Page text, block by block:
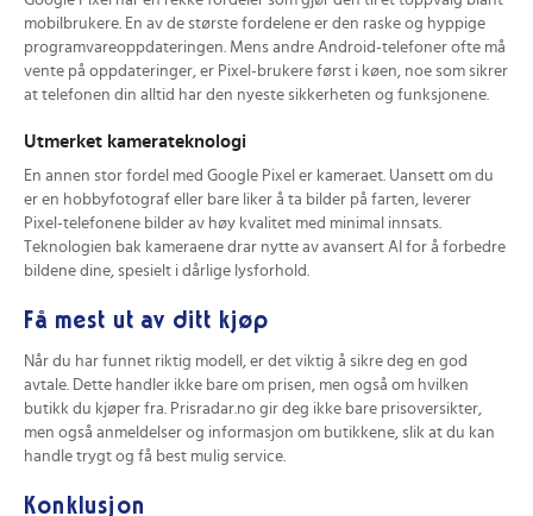
mobilbrukere. En av de største fordelene er den raske og hyppige
programvareoppdateringen. Mens andre Android-telefoner ofte må
vente på oppdateringer, er Pixel-brukere først i køen, noe som sikrer
at telefonen din alltid har den nyeste sikkerheten og funksjonene.
Utmerket kamerateknologi
En annen stor fordel med Google Pixel er kameraet. Uansett om du
er en hobbyfotograf eller bare liker å ta bilder på farten, leverer
Pixel-telefonene bilder av høy kvalitet med minimal innsats.
Teknologien bak kameraene drar nytte av avansert AI for å forbedre
bildene dine, spesielt i dårlige lysforhold.
Få mest ut av ditt kjøp
Når du har funnet riktig modell, er det viktig å sikre deg en god
avtale. Dette handler ikke bare om prisen, men også om hvilken
butikk du kjøper fra. Prisradar.no gir deg ikke bare prisoversikter,
men også anmeldelser og informasjon om butikkene, slik at du kan
handle trygt og få best mulig service.
Konklusjon